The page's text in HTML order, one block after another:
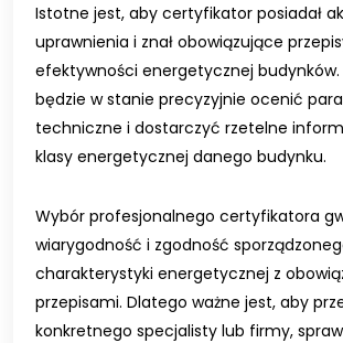
Istotne jest, aby certyfikator posiadał
uprawnienia i znał obowiązujące
efektywności energetycznej
będzie w stanie precyzyjnie ocenić
techniczne i dostarczyć rzetelne
klasy energetycznej danego budynku.
Wybór profesjonalnego certyfikatora
wiarygodność i zgodność
charakterystyki energetycznej z
przepisami. Dlatego ważne jest, aby
konkretnego specjalisty lub firmy,